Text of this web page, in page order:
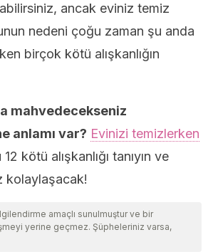
ancak eviniz temiz
nedeni çoğu zaman şu anda
birçok kötü alışkanlığın
mahvedecekseniz
anlamı var? Evinizi temizlerken
12 kötü alışkanlığı tanıyın ve
kolaylaşacak!
amaçlı sunulmuştur ve bir
yerine geçmez. Şüpheleriniz varsa,